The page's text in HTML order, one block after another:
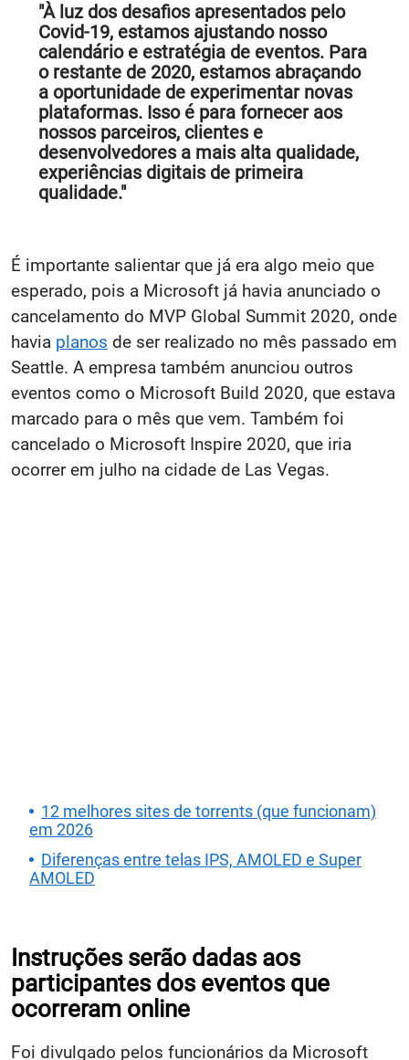
"À luz dos desafios apresentados pelo
Covid-19, estamos ajustando nosso
calendário e estratégia de eventos. Para
o restante de 2020, estamos abraçando
a oportunidade de experimentar novas
plataformas. Isso é para fornecer aos
nossos parceiros, clientes e
desenvolvedores a mais alta qualidade,
experiências digitais de primeira
qualidade."
É importante salientar que já era algo meio que
esperado, pois a Microsoft já havia anunciado o
cancelamento do MVP Global Summit 2020, onde
havia planos de ser realizado no mês passado em
Seattle. A empresa também anunciou outros
eventos como o Microsoft Build 2020, que estava
marcado para o mês que vem. Também foi
cancelado o Microsoft Inspire 2020, que iria
ocorrer em julho na cidade de Las Vegas.
12 melhores sites de torrents (que funcionam)
em 2026
Diferenças entre telas IPS, AMOLED e Super
AMOLED
Instruções serão dadas aos
participantes dos eventos que
ocorreram online
Foi divulgado pelos funcionários da Microsoft